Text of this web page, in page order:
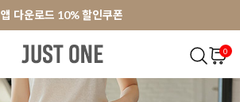
앱 다운로드 10% 할인쿠폰
회원가입 쿠폰 3000원
앱 다운로드 10% 할인쿠폰
회원가입 쿠폰 3000원
0
오늘출발 MADE . J 상의